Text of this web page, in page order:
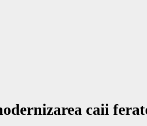
caii